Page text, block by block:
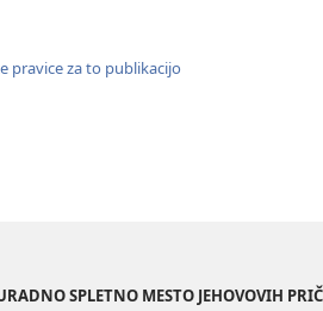
pravice za to publikacijo
SPLETNO MESTO JEHOVOVIH PRIČ